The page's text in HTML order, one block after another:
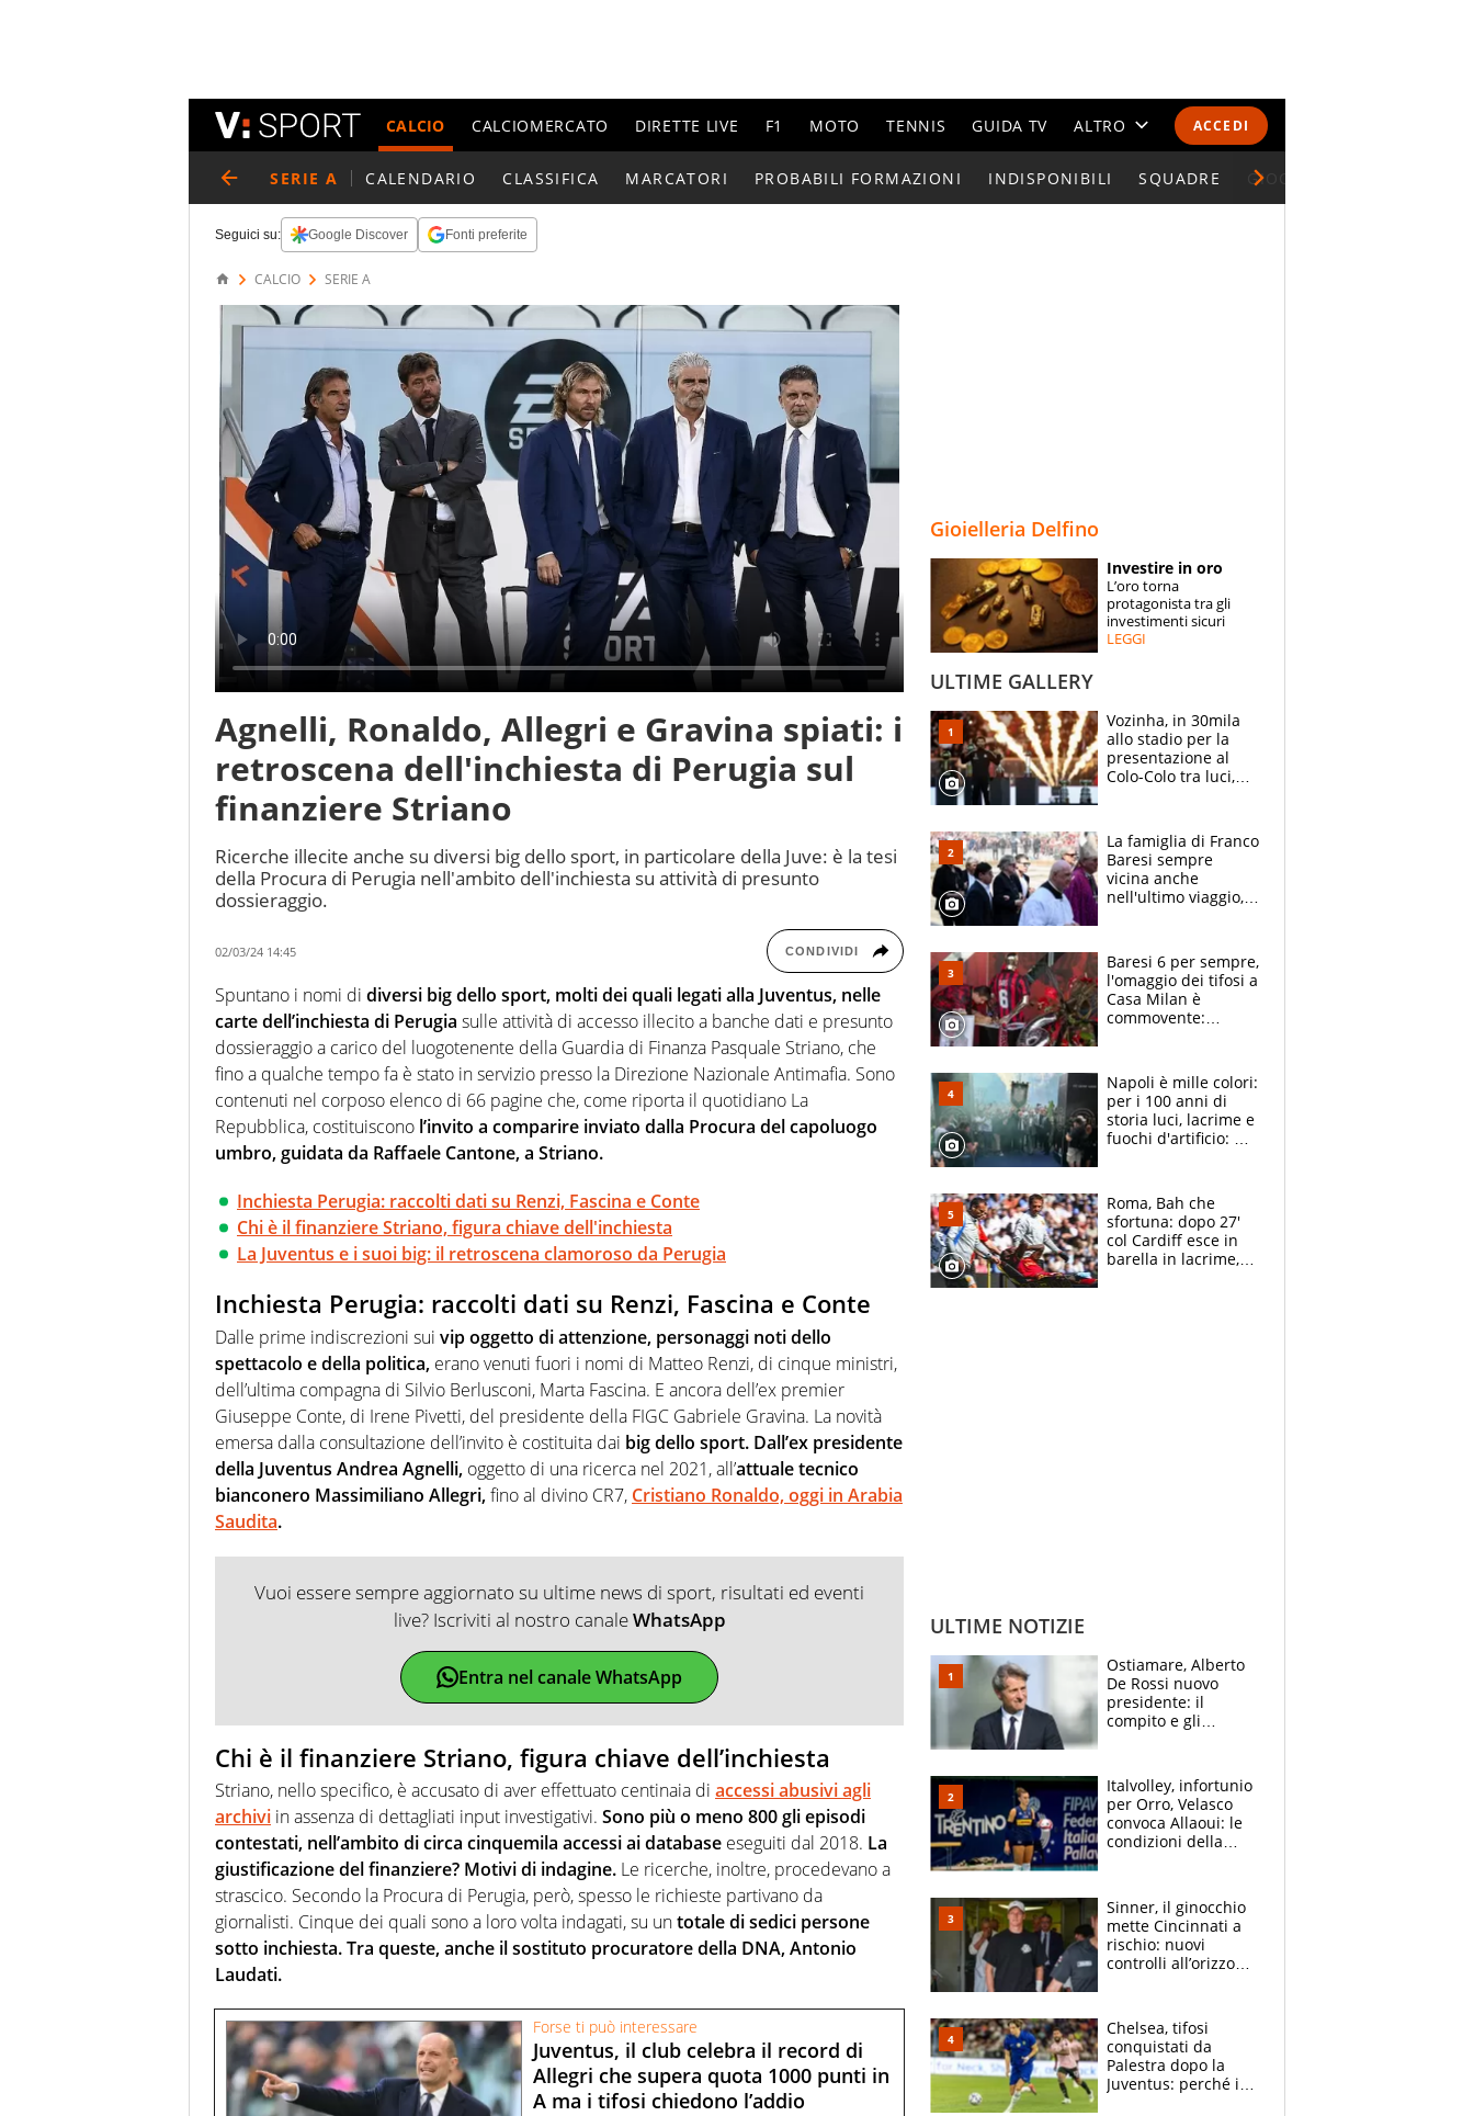
ACCEDI
CALCIO CALCIOMERCATO DIRETTE LIVE F1 MOTO TENNIS GUIDA TV ALTRO
CALENDARI E CLASSIFICHE
ESPERTI
CONTATTI
SERIE A CALENDARIO CLASSIFICA MARCATORI PROBABILI FORMAZIONI INDISPONIBILI SQUADRE GIOCATORI SERIE A
Seguici su: Google Discover Fonti preferite
CALCIO SERIE A
Agnelli, Ronaldo, Allegri e Gravina spiati: i
retroscena dell'inchiesta di Perugia sul
finanziere Striano
Ricerche illecite anche su diversi big dello sport, in particolare della Juve: è la tesi
della Procura di Perugia nell'ambito dell'inchiesta su attività di presunto
dossieraggio.
02/03/24 14:45 CONDIVIDI
Spuntano i nomi di diversi big dello sport, molti dei quali legati alla Juventus, nelle
carte dell’inchiesta di Perugia sulle attività di accesso illecito a banche dati e presunto
dossieraggio a carico del luogotenente della Guardia di Finanza Pasquale Striano, che
fino a qualche tempo fa è stato in servizio presso la Direzione Nazionale Antimafia. Sono
contenuti nel corposo elenco di 66 pagine che, come riporta il quotidiano La
Repubblica, costituiscono l’invito a comparire inviato dalla Procura del capoluogo
umbro, guidata da Raffaele Cantone, a Striano.
Inchiesta Perugia: raccolti dati su Renzi, Fascina e Conte
Chi è il finanziere Striano, figura chiave dell'inchiesta
La Juventus e i suoi big: il retroscena clamoroso da Perugia
Inchiesta Perugia: raccolti dati su Renzi, Fascina e Conte
Dalle prime indiscrezioni sui vip oggetto di attenzione, personaggi noti dello
spettacolo e della politica, erano venuti fuori i nomi di Matteo Renzi, di cinque ministri,
dell’ultima compagna di Silvio Berlusconi, Marta Fascina. E ancora dell’ex premier
Giuseppe Conte, di Irene Pivetti, del presidente della FIGC Gabriele Gravina. La novità
emersa dalla consultazione dell’invito è costituita dai big dello sport. Dall’ex presidente
della Juventus Andrea Agnelli, oggetto di una ricerca nel 2021, all’attuale tecnico
bianconero Massimiliano Allegri,fino al divino CR7, Cristiano Ronaldo, oggi in Arabia
Saudita.
Vuoi essere sempre aggiornato su ultime news di sport, risultati ed eventi
live? Iscriviti al nostro canaleWhatsApp
Entra nel canale WhatsApp
Chi è il finanziere Striano, figura chiave dell’inchiesta
Striano, nello specifico, è accusato di aver effettuato centinaia di accessi abusivi agli
archivi in assenza di dettagliati input investigativi. Sono più o meno 800 gli episodi
contestati, nell’ambito di circa cinquemila accessi ai database eseguiti dal 2018. La
giustificazione del finanziere? Motivi di indagine. Le ricerche, inoltre, procedevano a
strascico. Secondo la Procura di Perugia, però, spesso le richieste partivano da
giornalisti. Cinque dei quali sono a loro volta indagati, su untotale di sedici persone
sotto inchiesta. Tra queste, anche il sostituto procuratore della DNA, Antonio
Laudati.
Forse ti può interessare
Juventus, il club celebra il record di
Allegri che supera quota 1000 punti in
A ma i tifosi chiedono l’addio
Gioielleria Delfino
Investire in oro
L’oro torna
protagonista tra gli
investimenti sicuri
LEGGI
ULTIME GALLERY
Vozinha, in 30mila
allo stadio per la
presentazione al
Colo-Colo tra luci,
La famiglia di Franco
Baresi sempre
vicina anche
nell'ultimo viaggio,
circondati
dall'affetto dei tifosi
Baresi 6 per sempre,
l'omaggio dei tifosi a
Casa Milan è
commovente:
bigliettini
Napoli è mille colori:
per i 100 anni di
storia luci, lacrime e
fuochi d'artificio: De
Roma, Bah che
sfortuna: dopo 27'
col Cardiff esce in
barella in lacrime,
ULTIME NOTIZIE
Ostiamare, Alberto
De Rossi nuovo
presidente: il
compito e gli
Italvolley, infortunio
per Orro, Velasco
convoca Allaoui: le
condizioni della
Sinner, il ginocchio
mette Cincinnati a
rischio: nuovi
controlli all’orizzonte
Open
Chelsea, tifosi
conquistati da
Palestra dopo la
Juventus: perché i